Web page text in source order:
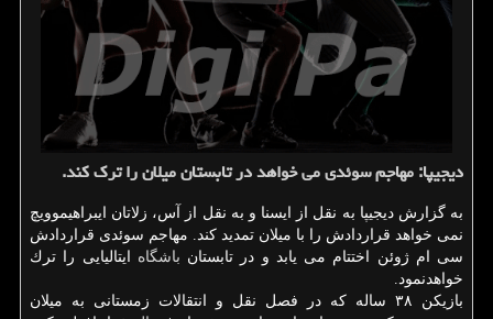
دیجیپا: مهاجم سوئدی می خواهد در تابستان میلان را ترك كند.
به گزارش دیجیپا به نقل از ایسنا و به نقل از آس، زلاتان ایبراهیموویچ
نمی خواهد قراردادش را با میلان تمدید كند. مهاجم سوئدی قراردادش
سی ام ژوئن اختتام می یابد و در تابستان باشگاه ایتالیایی را ترك
خواهدنمود.
بازیكن ۳۸ ساله كه در فصل نقل و انتقالات زمستانی به میلان